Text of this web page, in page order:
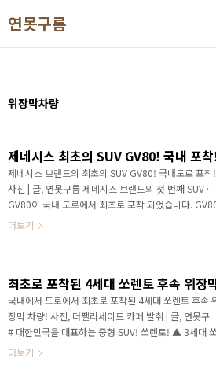
연못구름
위장막차량
제네시스 최초의 SUV GV80! 국내 포
제네시스 브랜드의 최초의 SUV GV80! 국내도로 포착! ​
사진 | 글, 연못구름 제네시스 브랜드의 첫 번째 SUV 인
GV80이 국내 도로에서 최초로 포착 되었습니다.
이 국내 도로에서 포착된 것은 이번이 처음인데, 어떤 차
다. ​ 2016년도에 현대자동차에서 분리된 제네시스는
재까지 G70, G80과 G90(기존 EQ900) 3대의 차량만
선보인 상태이기 때문에 구성을 두고 본다면 단촐한 라
인업을 운영한다고 할 수 있습니다. ​ 또한 G70, G80,
G90은 은 제네시스 브랜드의 세단 라인업으로 최근 자
동차 ..
더보기
최초로 포착된 4세대 쏘렌토 후속 위장
국내에서 도로에서 최초로 포착된 4세대 쏘렌토 후속
장막 차량! 사진, 더팰리세이드 카페 발취 | 글, 연못구
# 대한민국을 대표하는 중형 SUV! 쏘렌토! ▲ 3세대
렌토 (2014년~현재) 대한민국 중형 SUV를 대표하는 기
더보기